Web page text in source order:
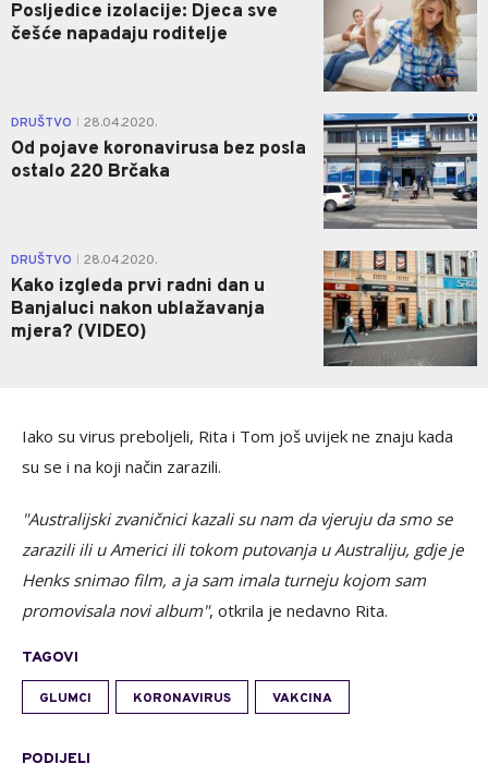
Posljedice izolacije: Djeca sve
češće napadaju roditelje
DRUŠTVO 28.04.2020.
Od pojave koronavirusa bez posla
ostalo 220 Brčaka
0
DRUŠTVO 28.04.2020.
Kako izgleda prvi radni dan u
Banjaluci nakon ublažavanja
mjera? (VIDEO)
0
Iako su virus preboljeli, Rita i Tom još uvijek ne znaju kada
su se i na koji način zarazili.
"Australijski zvaničnici kazali su nam da vjeruju da smo se
zarazili ili u Americi ili tokom putovanja u Australiju, gdje je
Henks snimao film, a ja sam imala turneju kojom sam
promovisala novi album", otkrila je nedavno Rita.
TAGOVI
GLUMCI KORONAVIRUS VAKCINA
PODIJELI